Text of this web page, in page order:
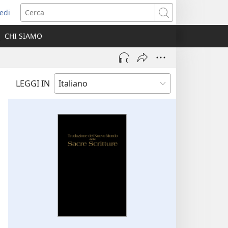
Cerca
CHI SIAMO
LEGGI IN